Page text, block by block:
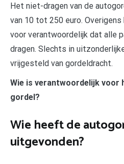
Het niet-dragen van de
van 10 tot 250 euro.
voor verantwoordelijk dat alle
dragen. Slechts in
vrijgesteld van gordeldracht.
Wie is verantwoordelijk voor
gordel?
Wie heeft de
uitgevonden?